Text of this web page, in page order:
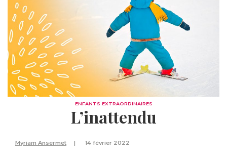
ENFANTS EXTRAORDINAIRES
L’inattendu
Myriam Ansermet 14 février 2022